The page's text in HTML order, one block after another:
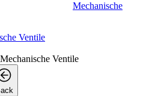
Mechanische
Ventile
Mechanische Ventile